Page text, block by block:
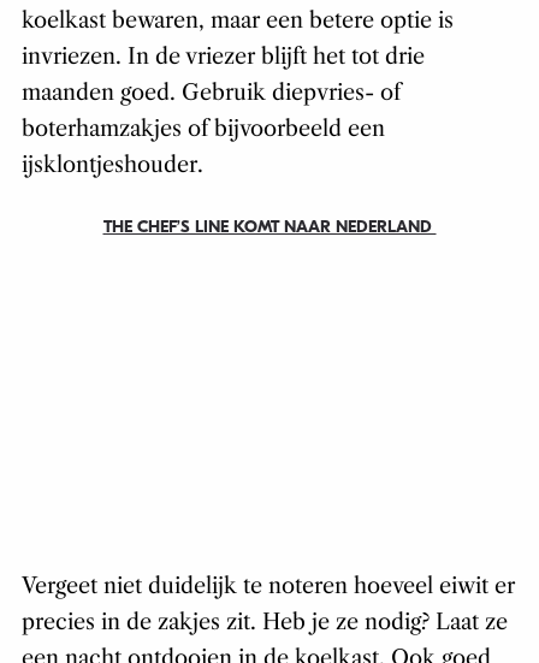
koelkast bewaren, maar een betere optie is
invriezen. In de vriezer blijft het tot drie
maanden goed. Gebruik diepvries- of
boterhamzakjes of bijvoorbeeld een
ijsklontjeshouder.
THE CHEF’S LINE KOMT NAAR NEDERLAND
Vergeet niet duidelijk te noteren hoeveel eiwit er
precies in de zakjes zit. Heb je ze nodig? Laat ze